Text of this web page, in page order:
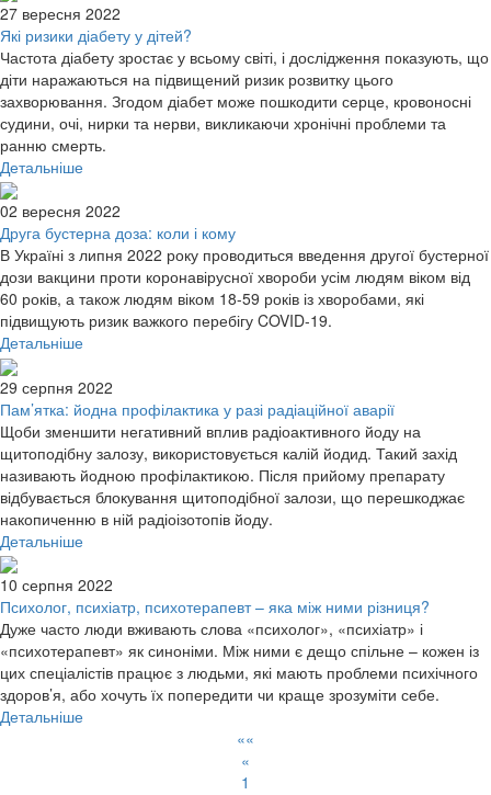
27 вересня 2022
Які ризики діабету у дітей?
Частота діабету зростає у всьому світі, і дослідження показують, що
діти наражаються на підвищений ризик розвитку цього
захворювання. Згодом діабет може пошкодити серце, кровоносні
судини, очі, нирки та нерви, викликаючи хронічні проблеми та
ранню смерть.
Детальніше
02 вересня 2022
Друга бустерна доза: коли і кому
В Україні з липня 2022 року проводиться введення другої бустерної
дози вакцини проти коронавірусної хвороби усім людям віком від
60 років, а також людям віком 18-59 років із хворобами, які
підвищують ризик важкого перебігу COVID-19.
Детальніше
29 серпня 2022
Пам’ятка: йодна профілактика у разі радіаційної аварії
Щоби зменшити негативний вплив радіоактивного йоду на
щитоподібну залозу, використовується калій йодид. Такий захід
називають йодною профілактикою. Після прийому препарату
відбувається блокування щитоподібної залози, що перешкоджає
накопиченню в ній радіоізотопів йоду.
Детальніше
10 серпня 2022
Психолог, психіатр, психотерапевт – яка між ними різниця?
Дуже часто люди вживають слова «психолог», «психіатр» і
«психотерапевт» як синоніми. Між ними є дещо спільне – кожен із
цих спеціалістів працює з людьми, які мають проблеми психічного
здоров’я, або хочуть їх попередити чи краще зрозуміти себе.
Детальніше
««
«
1